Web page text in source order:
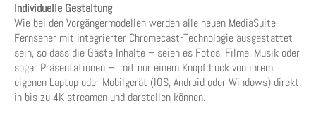
Individuelle Gestaltung
Wie bei den Vorgängermodellen werden alle neuen MediaSuite-
Fernseher mit integrierter Chromecast-Technologie ausgestattet
sein, so dass die Gäste Inhalte – seien es Fotos, Filme, Musik oder
sogar Präsentationen – mit nur einem Knopfdruck von ihrem
eigenen Laptop oder Mobilgerät (IOS, Android oder Windows) direkt
in bis zu 4K streamen und darstellen können.